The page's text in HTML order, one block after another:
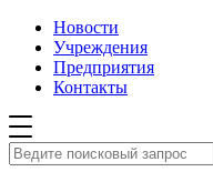
Новости
Учреждения
Предприятия
Контакты